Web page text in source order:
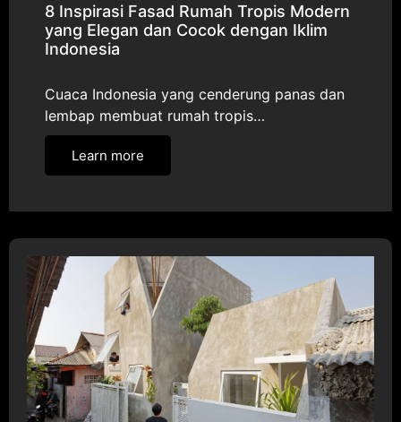
8 Inspirasi Fasad Rumah Tropis Modern
yang Elegan dan Cocok dengan Iklim
Indonesia
Cuaca Indonesia yang cenderung panas dan
lembap membuat rumah tropis…
Learn more